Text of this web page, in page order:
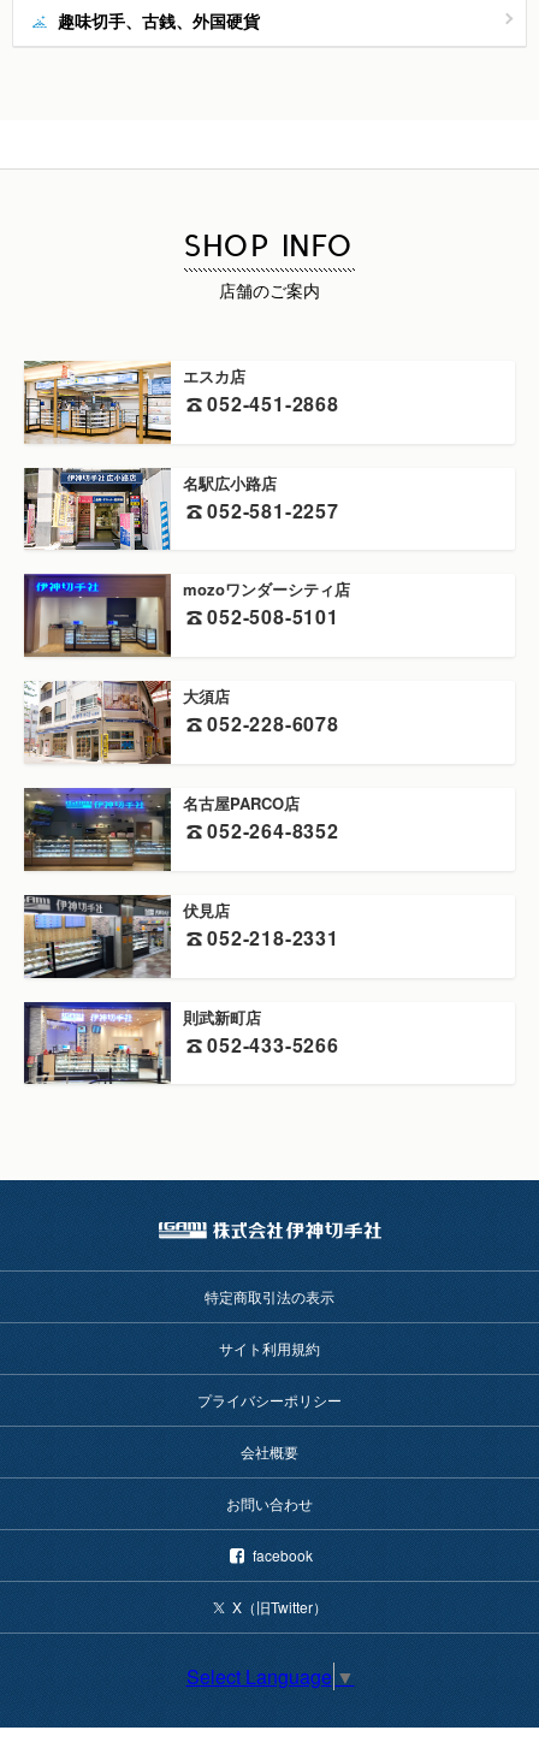
趣味切手、古銭、外国硬貨
SHOP INFO
店舗のご案内
エスカ店
052-451-2868
名駅広小路店
052-581-2257
mozoワンダーシティ店
052-508-5101
大須店
052-228-6078
名古屋PARCO店
052-264-8352
伏見店
052-218-2331
則武新町店
052-433-5266
特定商取引法の表示
サイト利用規約
プライバシーポリシー
会社概要
お問い合わせ
facebook
X（旧Twitter）
Select Language ▼